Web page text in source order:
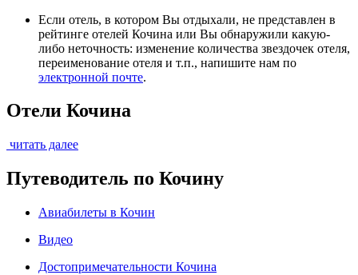
Если отель, в котором Вы отдыхали, не представлен в
рейтинге отелей Кочина или Вы обнаружили какую-
либо неточность: изменение количества звездочек отеля,
переименование отеля и т.п., напишите нам по
электронной почте.
Отели Кочина
читать далее
Путеводитель по Кочину
Авиабилеты в Кочин
Видео
Достопримечательности Кочина